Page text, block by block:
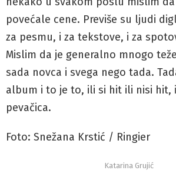
povećale cene. Previše su ljudi
za pesmu, i za tekstove, i za
Mislim da je generalno mnogo
sada novca i svega nego tada.
album i to je to, ili si hit ili nisi hit,
pevačica.
Foto: Snežana Krstić / Ringier
Katarina Grujić